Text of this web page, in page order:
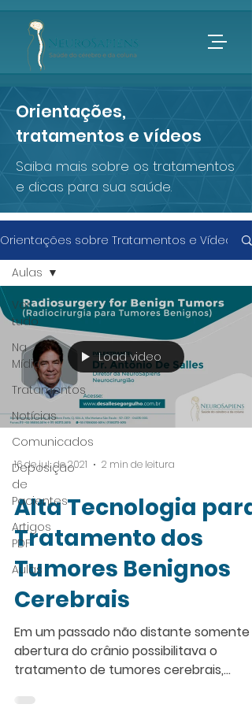
Orientações,
tratamentos e vídeos
Saiba mais sobre os tratamentos
e dicas para sua saúde.
Orientações sobre Tratamentos e Vídeos
Ver
tudo
Na
Mídia
Tratamentos
Notícias
Comunicados
Deposição
de
Pacientes
Artigos
PDF
Aulas
Aulas
Load video
16 de jul. de 2021 2 min de leitura
Alta Tecnologia para
Tratamento dos
Tumores Benignos
Cerebrais
Em um passado não distante somente a
abertura do crânio possibilitava o
tratamento de tumores cerebrais,